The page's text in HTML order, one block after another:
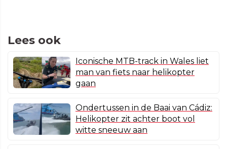
Lees ook
Iconische MTB-track in Wales liet
man van fiets naar helikopter
gaan
Ondertussen in de Baai van Cádiz:
Helikopter zit achter boot vol
witte sneeuw aan